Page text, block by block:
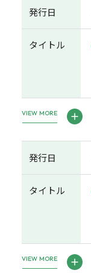
発行日
タイトル
VIEW MORE
発行日
タイトル
VIEW MORE